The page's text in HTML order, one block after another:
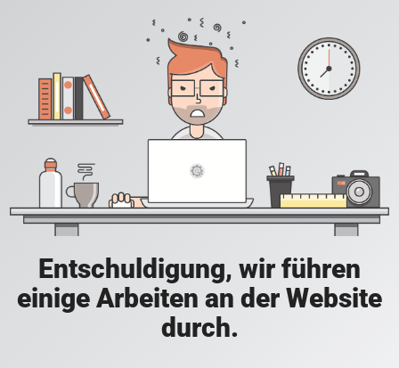
Entschuldigung, wir führen
einige Arbeiten an der Website
durch.